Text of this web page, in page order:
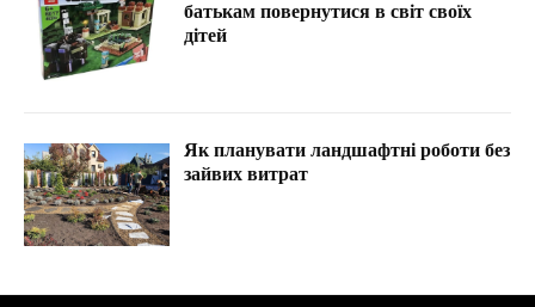
батькам повернутися в світ своїх
дітей
Як планувати ландшафтні роботи без
зайвих витрат